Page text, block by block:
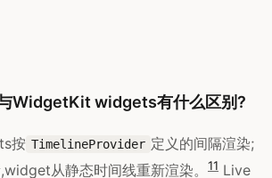
WidgetKit widgets有什么区别?
按 TimelineProvider 定义的间隔渲染;
从静态时间线重新渲染。
11 Live